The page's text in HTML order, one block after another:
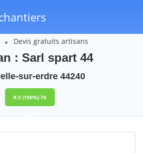
Devis gratuits artisans
: Sarl spart 44
sur-erdre 44240
9,5 (100%) 76
votes